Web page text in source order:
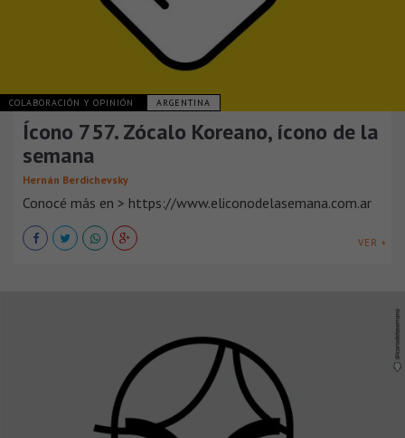
COLABORACIÓN Y OPINIÓN ARGENTINA
Ícono 757. Zócalo Koreano, ícono de la
semana
Hernán Berdichevsky
Conocé más en > https://www.eliconodelasemana.com.ar
VER +